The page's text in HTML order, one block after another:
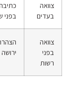
צוואה
בעדים
בפני
צוואה
בפני
רשות
ירושה